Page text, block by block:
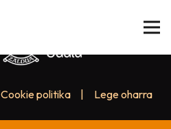
Cookie politika Lege oharra